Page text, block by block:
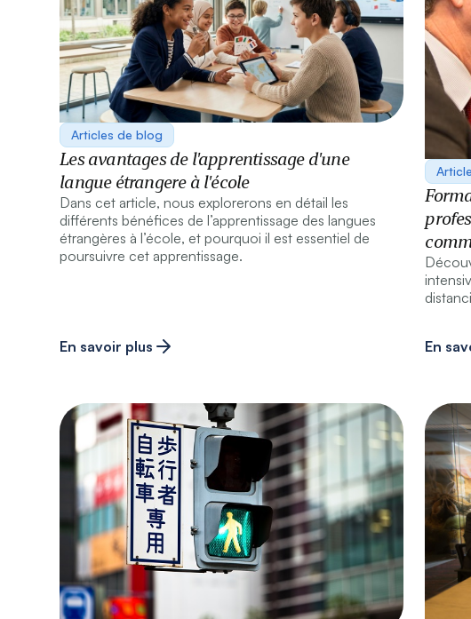
Articles de blog
Les avantages de l'apprentissage d'une
langue étrangere à l'école
Dans cet article, nous explorerons en détail les
différents bénéfices de l’apprentissage des langues
étrangères à l’école, et pourquoi il est essentiel de
poursuivre cet apprentissage.
En savoir plus En